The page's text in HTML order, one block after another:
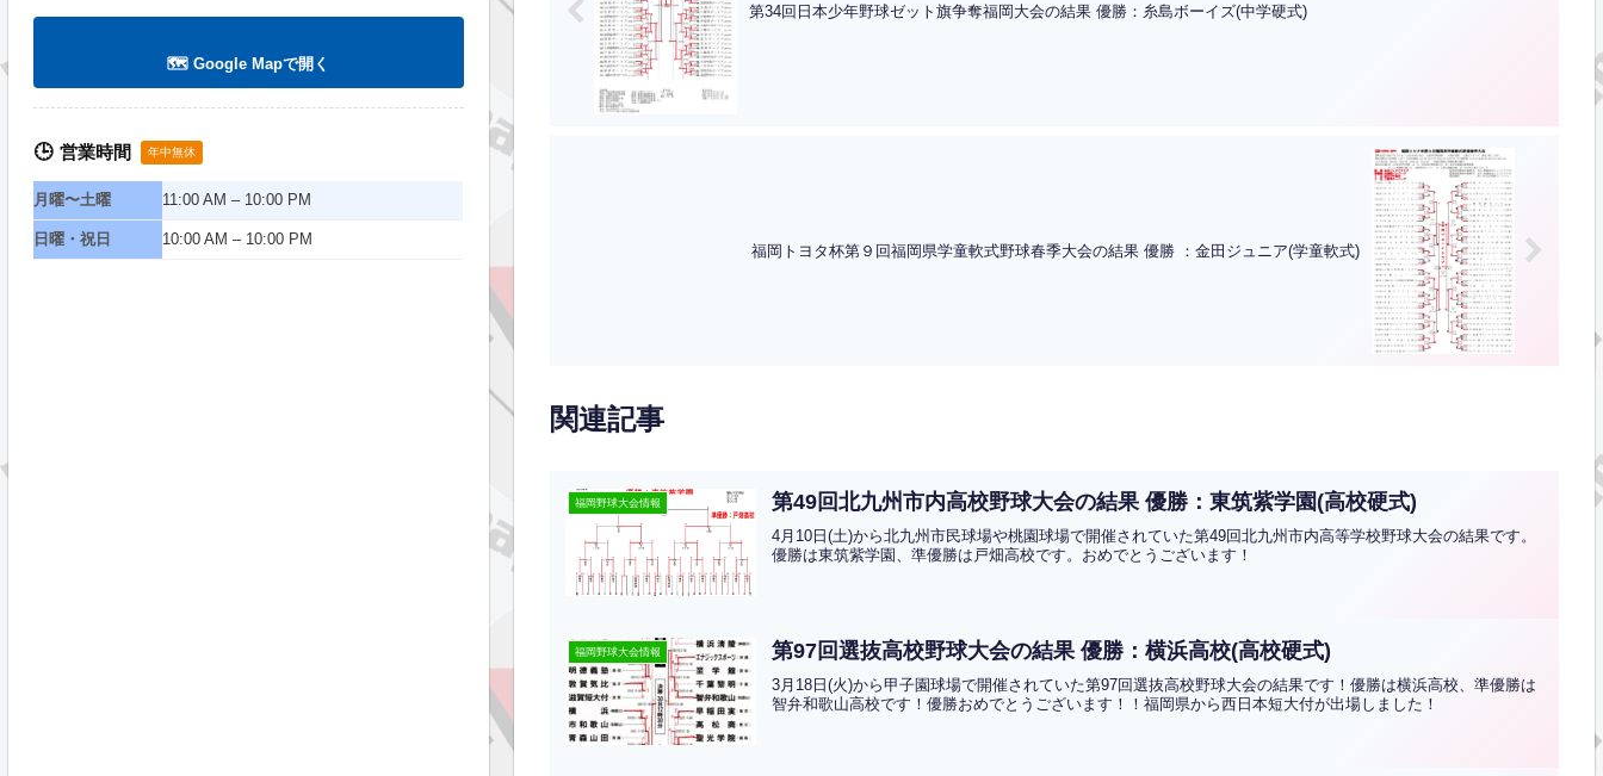
第34回日本少年野球ゼット旗争奪福岡大会の結果 優勝：糸島ボーイズ(中学硬式)
福岡トヨタ杯第９回福岡県学童軟式野球春季大会の結果 優勝 ：金田ジュニア(学童軟式)
関連記事
福岡野球大会情報 第49回北九州市内高校野球大会の結果 優勝：東筑紫学園(高校硬式)
4月10日(土)から北九州市民球場や桃園球場で開催されていた第49回北九州市内高等学校野球大会の結果です。
優勝は東筑紫学園、準優勝は戸畑高校です。おめでとうございます！
福岡野球大会情報 第97回選抜高校野球大会の結果 優勝：横浜高校(高校硬式)
3月18日(火)から甲子園球場で開催されていた第97回選抜高校野球大会の結果です！優勝は横浜高校、準優勝は
智弁和歌山高校です！優勝おめでとうございます！！福岡県から西日本短大付が出場しました！
🗺️ Google Mapで開く
🕒 営業時間 年中無休
月曜〜土曜 11:00 AM – 10:00 PM
日曜・祝日 10:00 AM – 10:00 PM